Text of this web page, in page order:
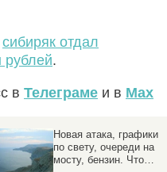
сибиряк отдал
.
в Телеграме и в Max
Спецслужбы
предотвратили удар по
стратегическому